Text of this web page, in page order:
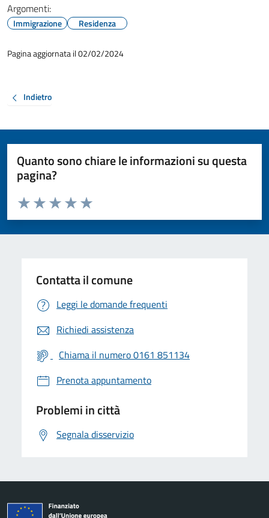
Argomenti:
Immigrazione Residenza
Pagina aggiornata il 02/02/2024
Indietro
Quanto sono chiare le informazioni su questa
pagina?
Valuta da 1 a 5 stelle la pagina
Valuta 5 stelle su 5
Valuta 4 stelle su 5
Valuta 3 stelle su 5
Valuta 2 stelle su 5
Valuta 1 stelle su 5
Contatta il comune
Leggi le domande frequenti
Richiedi assistenza
Chiama il numero 0161 851134
Prenota appuntamento
Problemi in città
Segnala disservizio